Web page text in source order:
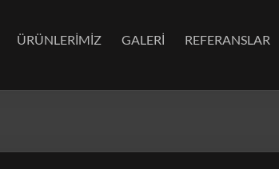
ÜRÜNLERİMİZ GALERİ REFERANSLAR